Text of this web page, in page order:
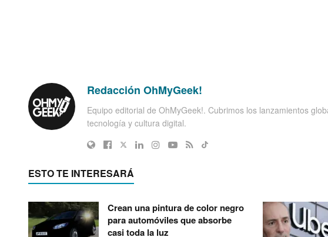
Redacción OhMyGeek!
Equipo editorial de OhMyGeek!. Cubrimos los lanzamientos
tecnología y cultura digital.
ESTO TE INTERESARÁ
Crean una pintura de color negro
para automóviles que absorbe
casi toda la luz